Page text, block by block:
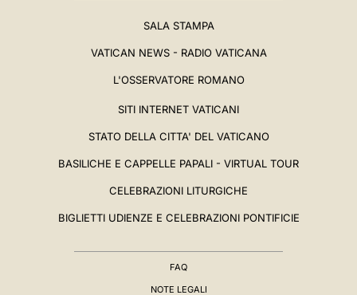
SALA STAMPA
VATICAN NEWS - RADIO VATICANA
L'OSSERVATORE ROMANO
SITI INTERNET VATICANI
STATO DELLA CITTA' DEL VATICANO
BASILICHE E CAPPELLE PAPALI - VIRTUAL TOUR
CELEBRAZIONI LITURGICHE
BIGLIETTI UDIENZE E CELEBRAZIONI PONTIFICIE
FAQ
NOTE LEGALI